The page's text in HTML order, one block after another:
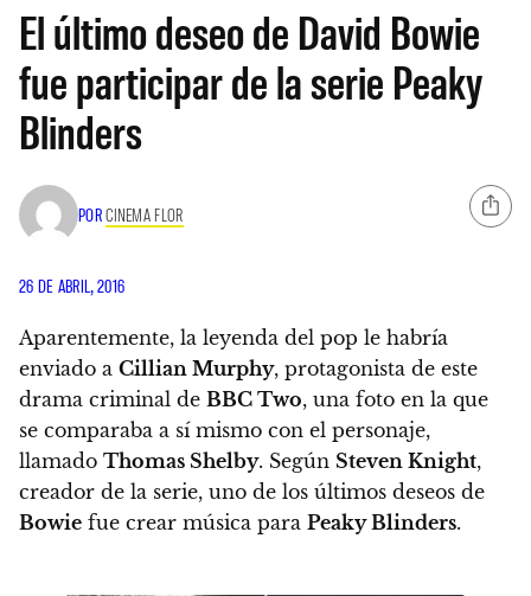
El último deseo de David Bowie
fue participar de la serie Peaky
Blinders
PORCINEMA FLOR
26 DE ABRIL, 2016
Aparentemente, la leyenda del pop le habría
enviado a Cillian Murphy, protagonista de este
drama criminal de BBC Two, una foto en la que
se comparaba a sí mismo con el personaje,
llamado Thomas Shelby. Según Steven Knight,
creador de la serie, uno de los últimos deseos de
Bowie fue crear música para Peaky Blinders.